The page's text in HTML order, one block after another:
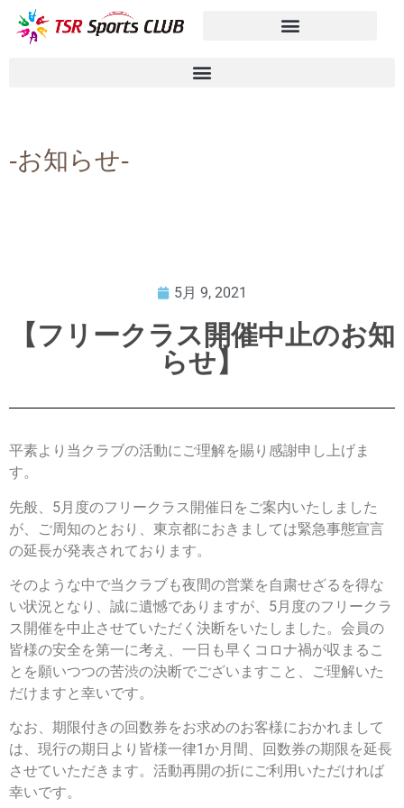
-お知らせ-
5月 9, 2021
【フリークラス開催中止のお知
らせ】
平素より当クラブの活動にご理解を賜り感謝申し上げま
す。
先般、5月度のフリークラス開催日をご案内いたしました
が、ご周知のとおり、東京都におきましては緊急事態宣言
の延長が発表されております。
そのような中で当クラブも夜間の営業を自粛せざるを得な
い状況となり、誠に遺憾でありますが、5月度のフリークラ
ス開催を中止させていただく決断をいたしました。会員の
皆様の安全を第一に考え、一日も早くコロナ禍が収まるこ
とを願いつつの苦渋の決断でございますこと、ご理解いた
だけますと幸いです。
なお、期限付きの回数券をお求めのお客様におかれまして
は、現行の期日より皆様一律1か月間、回数券の期限を延長
させていただきます。活動再開の折にご利用いただければ
幸いです。